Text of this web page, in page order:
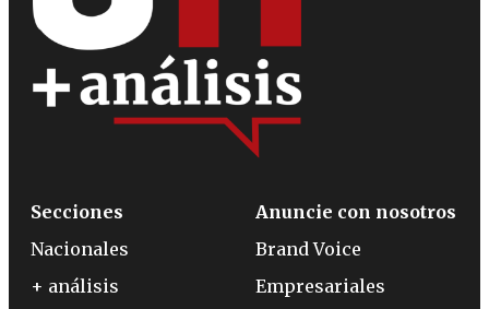
Secciones
Nacionales
+ análisis
Anuncie con nosotros
Brand Voice
Empresariales